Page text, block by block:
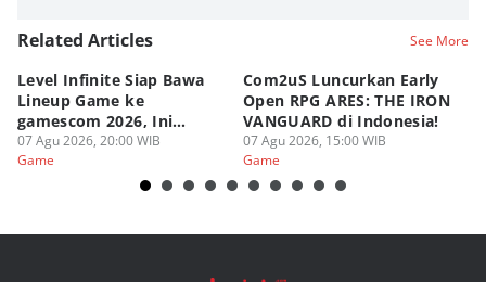
Related Articles See More
Level Infinite Siap Bawa
Lineup Game ke
gamescom 2026, Ini
Judulnya!
07 Agu 2026, 20:00 WIB
Game
Com2uS Luncurkan Early
Open RPG ARES: THE IRON
VANGUARD di Indonesia!
07 Agu 2026, 15:00 WIB
Game